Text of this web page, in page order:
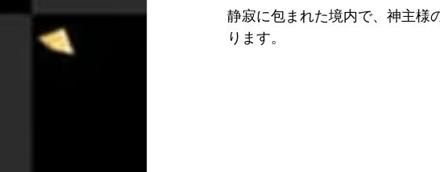
静寂に包まれた境内で、神主様
ります。